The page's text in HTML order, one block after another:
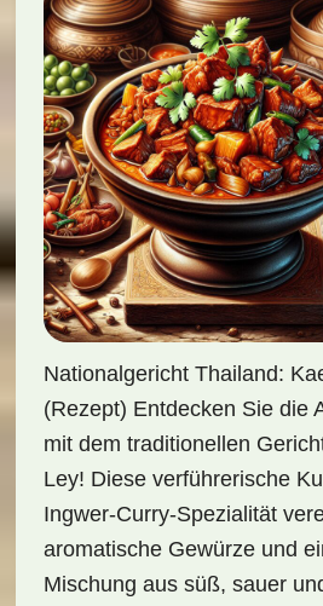
Nationalgericht Thailand:
(Rezept) Entdecken Sie die
mit dem traditionellen
Ley! Diese verführerische
Ingwer-Curry-Spezialität
aromatische Gewürze und
Mischung aus süß, sauer